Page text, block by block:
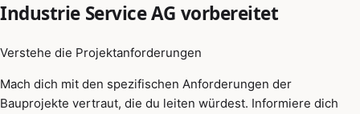
Industrie Service AG vorbereitet
Verstehe die Projektanforderungen
Mach dich mit den spezifischen Anforderungen der
Bauprojekte vertraut, die du leiten würdest. Informiere dich